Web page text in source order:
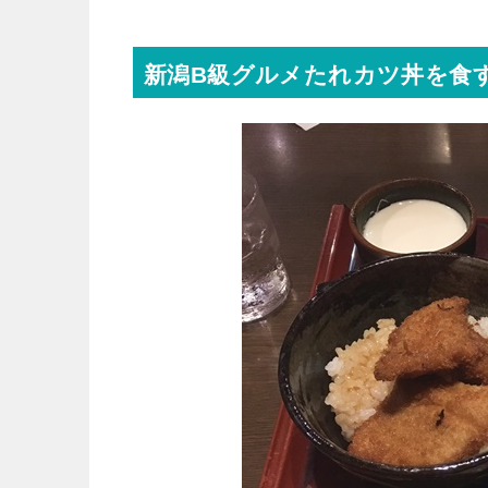
新潟B級グルメたれカツ丼を食